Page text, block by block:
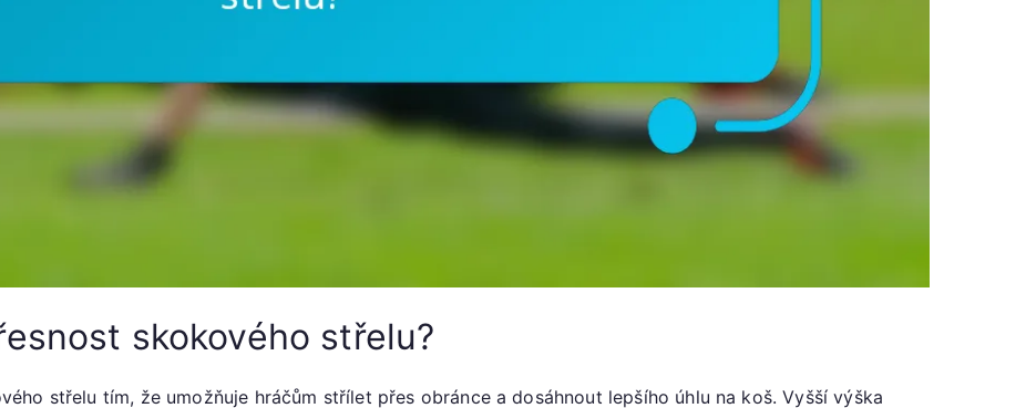
skokového střelu?
střelu tím, že umožňuje hráčům střílet přes obránce a dosáhnout lepšího úhlu na koš. Vyšší výška